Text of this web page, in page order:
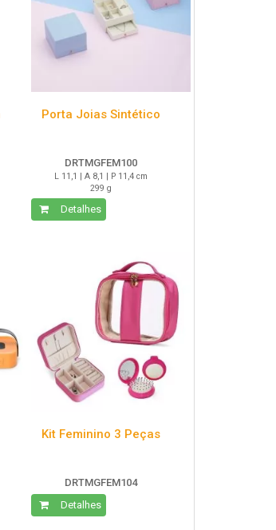
Porta Joias Sintético
DRTMGFEM100
L 11,1 | A 8,1 | P 11,4 cm
299 g
Detalhes
Kit Feminino 3 Peças
DRTMGFEM104
Detalhes